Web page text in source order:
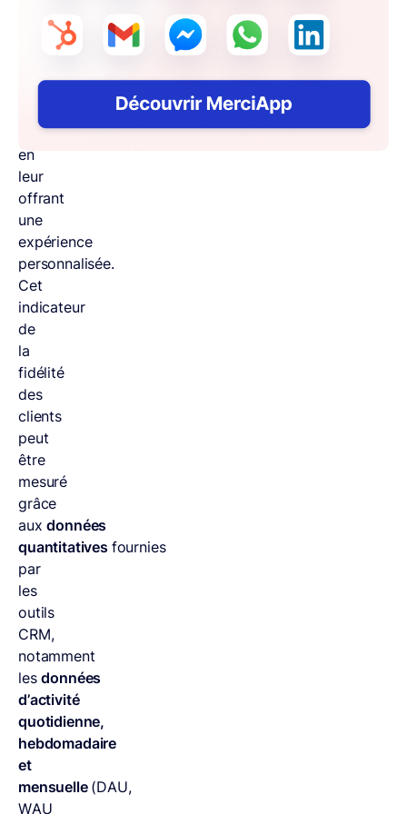
manière
proactive
besoins
clients
en
leur
offrant
une
expérience
personnalisée.
Cet
indicateur
de
la
fidélité
des
clients
peut
être
mesuré
grâce
auxdonnées
quantitatives fournies
par
les
outils
CRM,
notamment
lesdonnées
d’activité
quotidienne,
hebdomadaire
et
mensuelle (DAU,
WAU